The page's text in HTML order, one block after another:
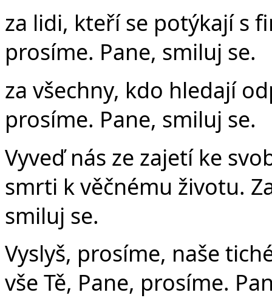
za lidi, kteří se potýkají s
prosíme. Pane, smiluj se.
za všechny, kdo hledají
prosíme. Pane, smiluj se.
Vyveď nás ze zajetí ke
smrti k věčnému životu.
smiluj se.
Vyslyš, prosíme, naše
vše Tě, Pane, prosíme.